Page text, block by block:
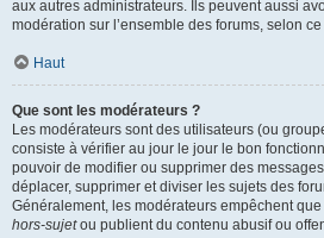
aux autres administrateurs. Ils peuvent aussi
modération sur l’ensemble des forums, selon
Haut
Que sont les modérateurs ?
Les modérateurs sont des utilisateurs (ou
consiste à vérifier au jour le jour le bon
pouvoir de modifier ou supprimer des
déplacer, supprimer et diviser les sujets des
Généralement, les modérateurs empêchent
hors-sujetou publient du contenu abusif ou